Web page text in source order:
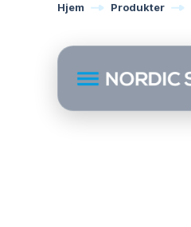
Hjem Produkter